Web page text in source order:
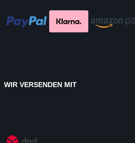
WIR VERSENDEN MIT